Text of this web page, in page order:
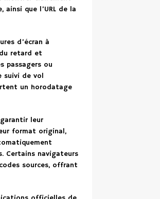
que l’URL de la
d’écran à
retard et
passagers ou
suivi de vol
un horodatage
leur
format original,
Certains navigateurs
sources, offrant